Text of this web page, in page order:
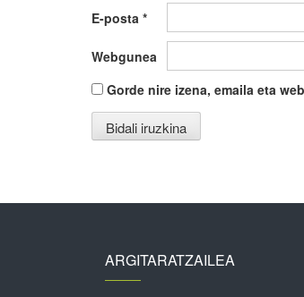
E-posta *
Webgunea
Gorde nire izena, emaila eta
ARGITARATZAILEA